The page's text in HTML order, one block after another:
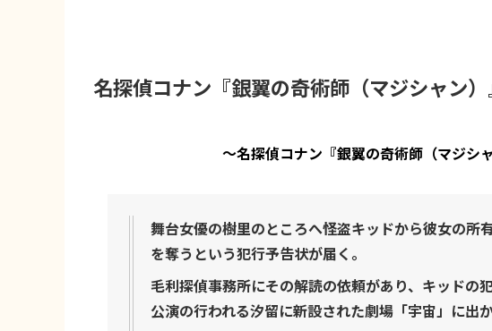
名探偵コナン『銀翼の奇術師（マジシャン
〜名探偵コナン『銀翼の奇術師（マジシ
舞台女優の樹里のところへ怪盗キッドから彼女の所
を奪うという犯行予告状が届く。
毛利探偵事務所にその解読の依頼があり、キッドの
公演の行われる汐留に新設された劇場「宇宙」に出か